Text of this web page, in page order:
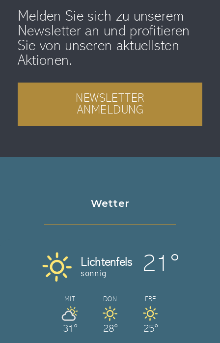
Melden Sie sich zu unserem
Newsletter an und profitieren
Sie von unseren aktuellsten
Aktionen.
NEWSLETTER
ANMELDUNG
Wetter
Lichtenfels
sonnig 21°
MIT
31°
DON
28°
FRE
25°